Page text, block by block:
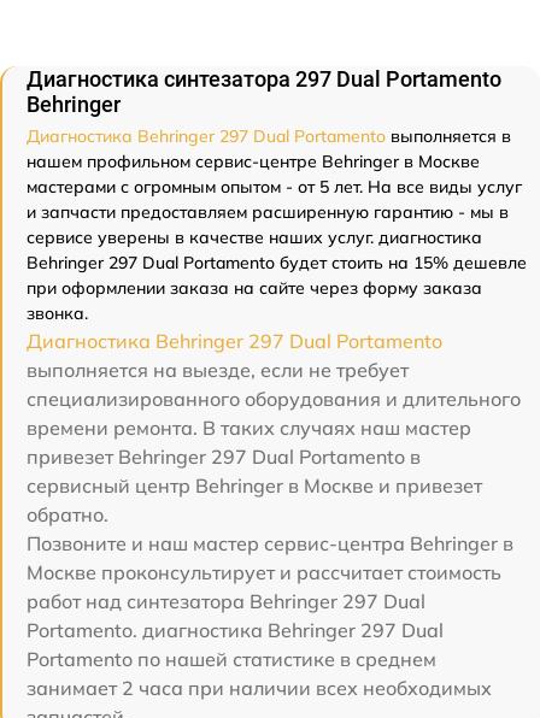
Диагностика синтезатора 297 Dual Portamento
Behringer
Диагностика Behringer 297 Dual Portamento выполняется в
нашем профильном сервис-центре Behringer в Москве
мастерами с огромным опытом - от 5 лет. На все виды услуг
и запчасти предоставляем расширенную гарантию - мы в
сервисе уверены в качестве наших услуг. диагностика
Behringer 297 Dual Portamento будет стоить на 15% дешевле
при оформлении заказа на сайте через форму заказа
звонка.
Диагностика Behringer 297 Dual Portamento
выполняется на выезде, если не требует
специализированного оборудования и длительного
времени ремонта. В таких случаях наш мастер
привезет Behringer 297 Dual Portamento в
сервисный центр Behringer в Москве и привезет
обратно.
Позвоните и наш мастер сервис-центра Behringer в
Москве проконсультирует и рассчитает стоимость
работ над синтезатора Behringer 297 Dual
Portamento. диагностика Behringer 297 Dual
Portamento по нашей статистике в среднем
занимает 2 часа при наличии всех необходимых